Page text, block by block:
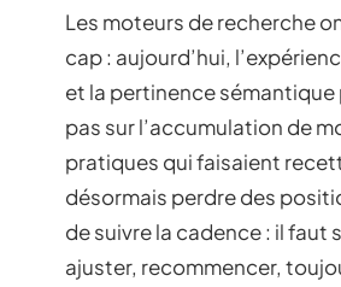
Les moteurs de recherche
cap : aujourd’hui,
et la pertinence sémantique
pas sur l’accumulation de
pratiques qui faisaient
désormais perdre des
de suivre la cadence : il faut
ajuster, recommencer,